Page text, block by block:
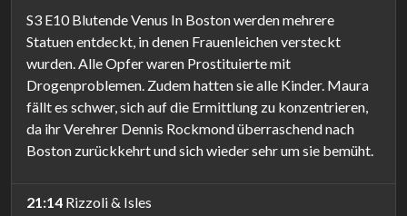
S3 E10 Blutende Venus In Boston werden mehrere
Statuen entdeckt, in denen Frauenleichen versteckt
wurden. Alle Opfer waren Prostituierte mit
Drogenproblemen. Zudem hatten sie alle Kinder. Maura
fällt es schwer, sich auf die Ermittlung zu konzentrieren,
da ihr Verehrer Dennis Rockmond überraschend nach
Boston zurückkehrt und sich wieder sehr um sie bemüht.
21:14 Rizzoli & Isles